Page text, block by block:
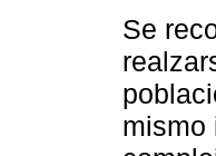
Se
mismo